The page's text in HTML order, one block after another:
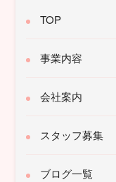
TOP
事業内容
会社案内
スタッフ募集
ブログ一覧